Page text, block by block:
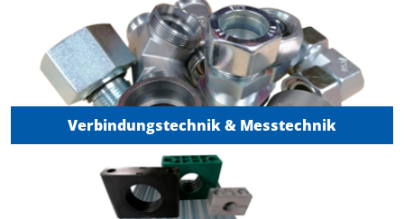
Verbindungstechnik & Messtechnik